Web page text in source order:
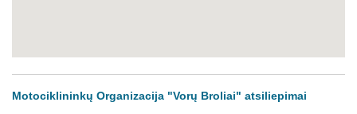
Motociklininkų Organizacija "Vorų Broliai" atsiliepimai